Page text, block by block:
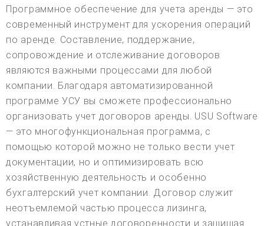
Программное обеспечение для учета аренды — это
современный инструмент для ускорения операций
по аренде. Составление, поддержание,
сопровождение и отслеживание договоров
являются важными процессами для любой
компании. Благодаря автоматизированной
программе УСУ вы сможете профессионально
организовать учет договоров аренды. USU Software
— это многофункциональная программа, с
помощью которой можно не только вести учет
документации, но и оптимизировать всю
хозяйственную деятельность и особенно
бухгалтерский учет компании. Договор служит
неотъемлемой частью процесса лизинга,
устанавливая устные договоренности и защищая